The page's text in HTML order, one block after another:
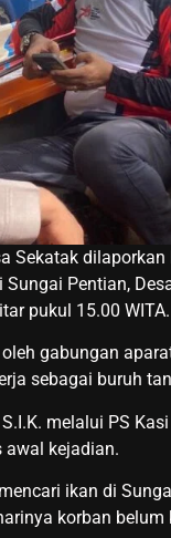
Sekatak
Pentian,
pukul 15.00 WITA.
gabungan
sebagai buruh
melalui PS
awal kejadian.
ikan di
korban